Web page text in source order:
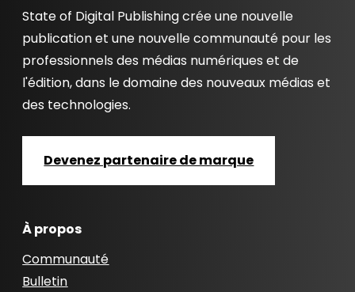
State of Digital Publishing crée une nouvelle
publication et une nouvelle communauté pour les
professionnels des médias numériques et de
l'édition, dans le domaine des nouveaux médias et
des technologies.
Devenez partenaire de marque
À propos
Communauté
Bulletin